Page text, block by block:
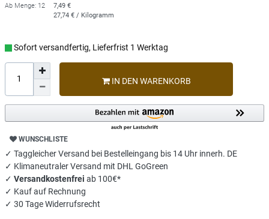
Ab Menge: 12
7,49 €
27,74 € / Kilogramm
Sofort versandfertig, Lieferfrist 1 Werktag
IN DEN WARENKORB
WUNSCHLISTE
✓ Taggleicher Versand bei Bestelleingang bis 14 Uhr innerh. DE
✓ Klimaneutraler Versand mit DHL GoGreen
✓ Versandkostenfrei ab 100€*
✓ Kauf auf Rechnung
✓ 30 Tage Widerrufsrecht